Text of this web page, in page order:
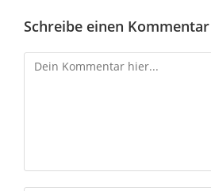
Schreibe einen Kommentar